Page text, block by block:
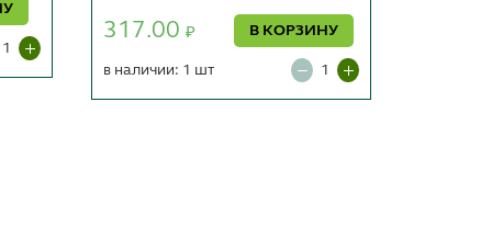
317.00₽ В КОРЗИНУ
в наличии: 1 шт